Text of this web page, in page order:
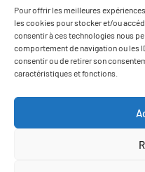
Pour offrir les meilleures
les cookies pour stocker et/ou
consentir à ces technologies nous
comportement de navigation ou les
consentir ou de retirer son
caractéristiques et fonctions.
* Les tarifs de nos services peuvent varier